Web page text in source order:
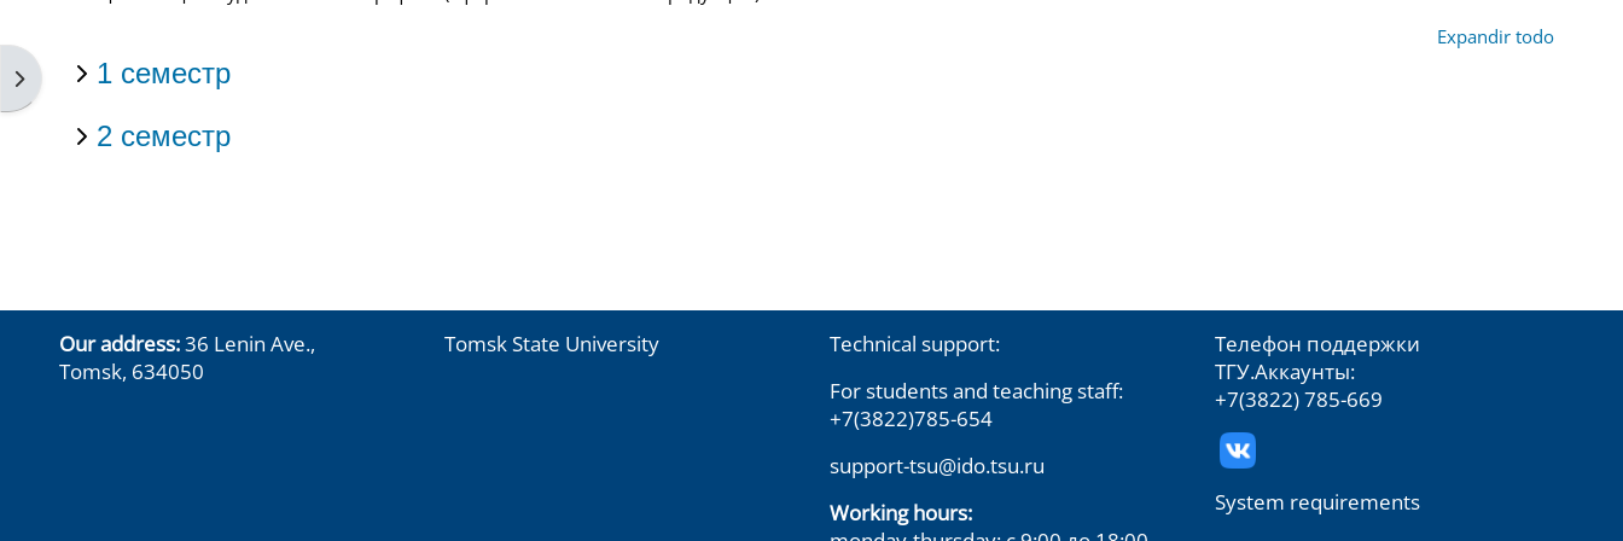
Abrir cajón de bloques
Expandir todo
1 семестр
2 семестр
Our address:36 Lenin Ave.,
Tomsk, 634050
Tomsk State University
Technical support:
For students and teaching staff:
+7(3822)785-654
support-tsu@ido.tsu.ru
Working hours:
Телефон поддержки
ТГУ.Аккаунты:
+7(3822) 785-669
System requirements